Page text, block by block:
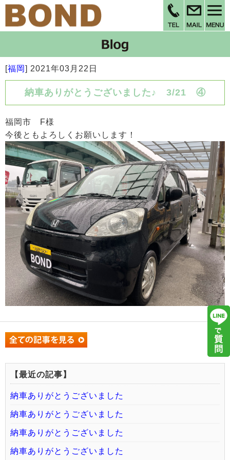
[福岡] 2021年03月22日
納車ありがとうございました♪ 3/21 ④
福岡市 F様
今後ともよろしくお願いします！
【最近の記事】
納車ありがとうございました
納車ありがとうございました
納車ありがとうございました
納車ありがとうございました